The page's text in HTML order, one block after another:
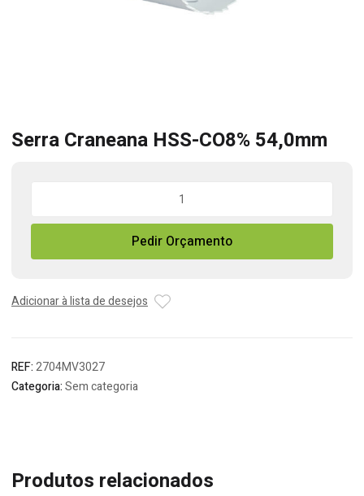
Serra Craneana HSS-CO8% 54,0mm
Serra
HSS-
54,0mm
Pedir Orçamento
Adicionar à lista de desejos
REF:2704MV3027
Categoria:Sem categoria
Produtos relacionados